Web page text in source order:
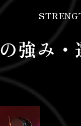
の強み・